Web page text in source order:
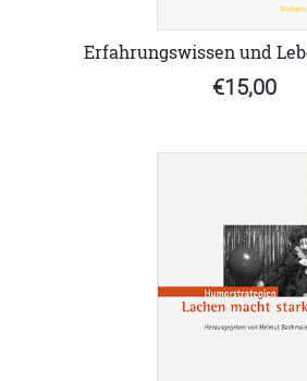
Erfahrungswissen und
€15,00